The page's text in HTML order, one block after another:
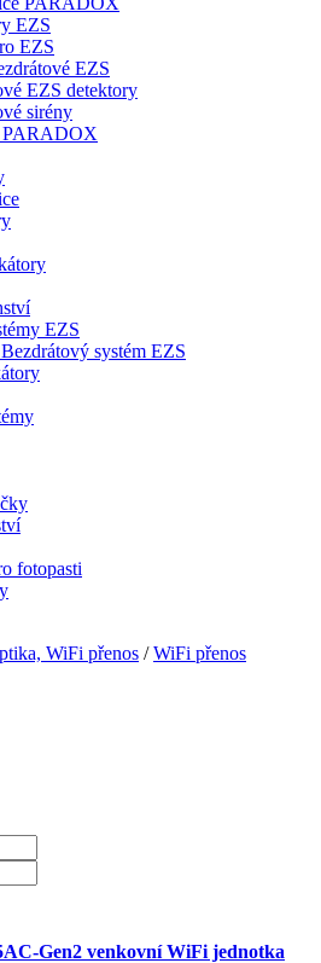
EZS
EZS
EZS
EZS detektory
sirény
PARADOX
EZS
systém EZS
fotopasti
WiFi přenos / WiFi přenos
Gen2 venkovní WiFi jednotka